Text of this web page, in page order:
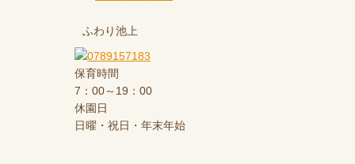
ふわり池上
保育時間
7：00～19：00
休園日
日曜・祝日・年末年始